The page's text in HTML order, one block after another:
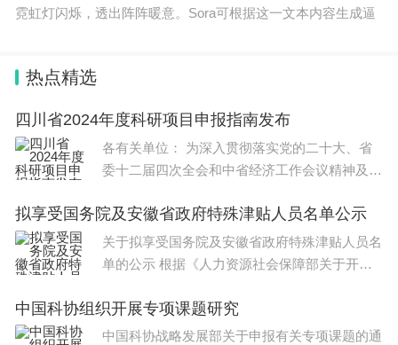
霓虹灯闪烁，透出阵阵暖意。Sora可根据这一文本内容生成逼
热点精选
四川省2024年度科研项目申报指南发布
各有关单位： 为深入贯彻落实党的二十大、省
委十二届四次全会和中省经济工作会议精神及省
拟享受国务院及安徽省政府特殊津贴人员名单公示
关于拟享受国务院及安徽省政府特殊津贴人员名
单的公示 根据《人力资源社会保障部关于开展2
中国科协组织开展专项课题研究
中国科协战略发展部关于申报有关专项课题的通